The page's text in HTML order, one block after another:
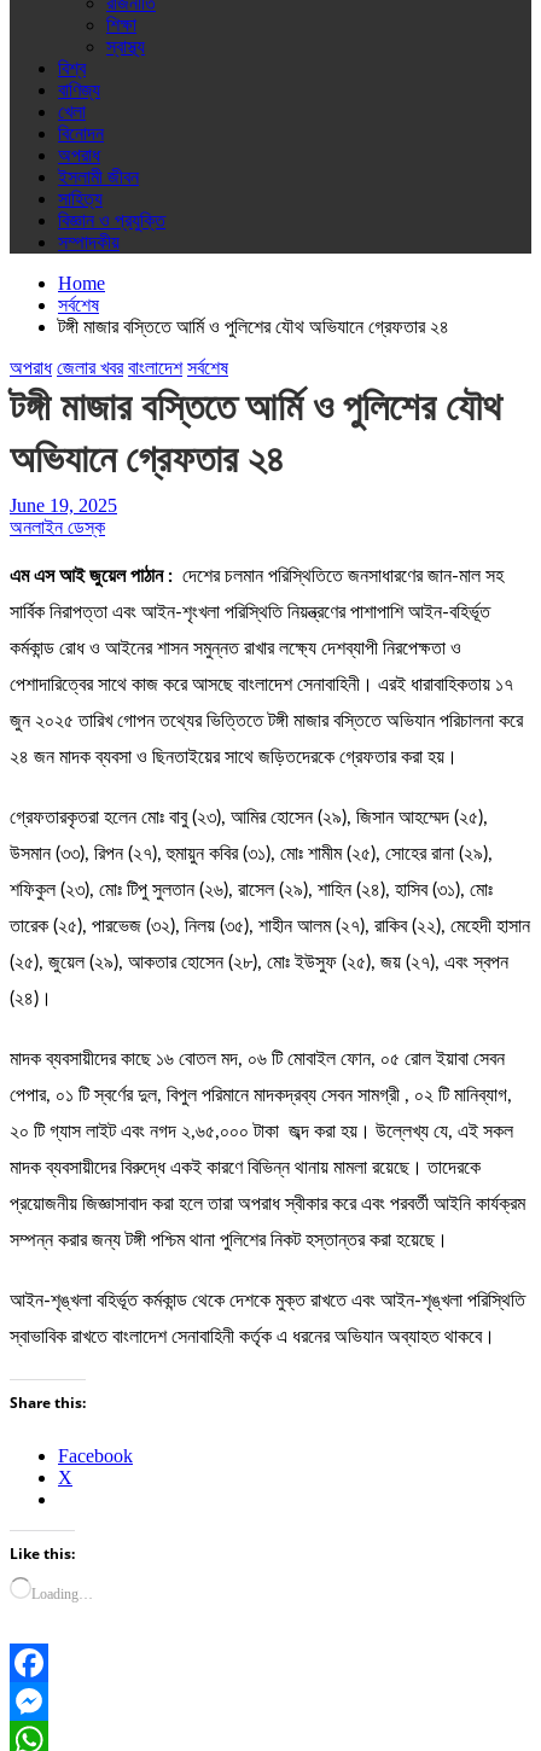
শিক্ষা
স্বাস্থ্য
বিশ্ব
বাণিজ্য
খেলা
বিনোদন
অপরাধ
ইসলামী জীবন
সাহিত্য
বিজ্ঞান ও প্রযুক্তি
সম্পাদকীয়
Home
সর্বশেষ
টঙ্গী মাজার বস্তিতে আর্মি ও পুলিশের যৌথ অভিযানে গ্রেফতার ২৪
অপরাধ জেলার খবর বাংলাদেশ সর্বশেষ
টঙ্গী মাজার বস্তিতে আর্মি ও পুলিশের যৌথ
অভিযানে গ্রেফতার ২৪
June 19, 2025
অনলাইন ডেস্ক
এম এস আই জুয়েল পাঠান : দেশের চলমান পরিস্থিতিতে জনসাধারণের জান-মাল সহ
সার্বিক নিরাপত্তা এবং আইন-শৃংখলা পরিস্থিতি নিয়ন্ত্রণের পাশাপাশি আইন-বহির্ভূত
কর্মকান্ড রোধ ও আইনের শাসন সমুন্নত রাখার লক্ষ্যে দেশব্যাপী নিরপেক্ষতা ও
পেশাদারিত্বের সাথে কাজ করে আসছে বাংলাদেশ সেনাবাহিনী। এরই ধারাবাহিকতায় ১৭
জুন ২০২৫ তারিখ গোপন তথ্যের ভিত্তিতে টঙ্গী মাজার বস্তিতে অভিযান পরিচালনা করে
২৪ জন মাদক ব্যবসা ও ছিনতাইয়ের সাথে জড়িতদেরকে গ্রেফতার করা হয়।
গ্রেফতারকৃতরা হলেন মোঃ বাবু (২৩), আমির হোসেন (২৯), জিসান আহম্মেদ (২৫),
উসমান (৩৩), রিপন (২৭), হুমায়ুন কবির (৩১), মোঃ শামীম (২৫), সোহের রানা (২৯),
শফিকুল (২৩), মোঃ টিপু সুলতান (২৬), রাসেল (২৯), শাহিন (২৪), হাসিব (৩১), মোঃ
তারেক (২৫), পারভেজ (৩২), নিলয় (৩৫), শাহীন আলম (২৭), রাকিব (২২), মেহেদী হাসান
(২৫), জুয়েল (২৯), আকতার হোসেন (২৮), মোঃ ইউসুফ (২৫), জয় (২৭), এবং স্বপন
(২৪)।
মাদক ব্যবসায়ীদের কাছে ১৬ বোতল মদ, ০৬ টি মোবাইল ফোন, ০৫ রোল ইয়াবা সেবন
পেপার, ০১ টি স্বর্ণের দুল, বিপুল পরিমানে মাদকদ্রব্য সেবন সামগ্রী , ০২ টি মানিব্যাগ,
২০ টি গ্যাস লাইট এবং নগদ ২,৬৫,০০০ টাকা জব্দ করা হয়। উল্লেখ্য যে, এই সকল
মাদক ব্যবসায়ীদের বিরুদ্ধে একই কারণে বিভিন্ন থানায় মামলা রয়েছে। তাদেরকে
প্রয়োজনীয় জিজ্ঞাসাবাদ করা হলে তারা অপরাধ স্বীকার করে এবং পরবর্তী আইনি কার্যক্রম
সম্পন্ন করার জন্য টঙ্গী পশ্চিম থানা পুলিশের নিকট হস্তান্তর করা হয়েছে।
আইন-শৃঙ্খলা বহির্ভূত কর্মকান্ড থেকে দেশকে মুক্ত রাখতে এবং আইন-শৃঙ্খলা পরিস্থিতি
স্বাভাবিক রাখতে বাংলাদেশ সেনাবাহিনী কর্তৃক এ ধরনের অভিযান অব্যাহত থাকবে।
Share this:
Facebook
X
Like this:
Loading…
Facebook
Messenger